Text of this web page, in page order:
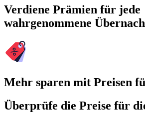
Verdiene Prämien für jede
wahrgenommene
Mehr sparen mit Preisen
Überprüfe die Preise für